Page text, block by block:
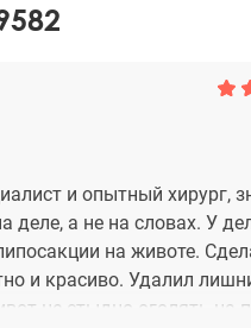
и опытный хирург,
деле, а не на словах. У
на животе.
и красиво. Удалил
не стыдно оголять на